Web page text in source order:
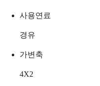
사용연료
경유
가변축
4X2